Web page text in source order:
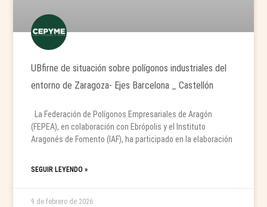
UBfirne de situación sobre polígonos industriales del
entorno de Zaragoza- Ejes Barcelona _ Castellón
La Federación de Polígonos Empresariales de Aragón
(FEPEA), en colaboración con Ebrópolis y el Instituto
Aragonés de Fomento (IAF), ha participado en la elaboración
SEGUIR LEYENDO »
9 de febrero de 2026